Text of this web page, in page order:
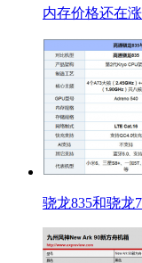
内存价格还在
骁龙835和骁龙